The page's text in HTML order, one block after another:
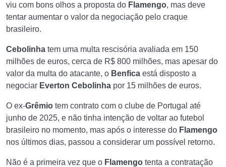
viu com bons olhos a proposta do Flamengo, mas deve
tentar aumentar o valor da negociação pelo craque
brasileiro.
Cebolinha tem uma multa rescisória avaliada em 150
milhões de euros, cerca de R$ 800 milhões, mas apesar do
valor da multa do atacante, o Benfica está disposto a
negociar Everton Cebolinha por 15 milhões de euros.
O ex-Grêmio tem contrato com o clube de Portugal até
junho de 2025, e não tinha intenção de voltar ao futebol
brasileiro no momento, mas após o interesse do Flamengo
nos últimos dias, passou a considerar um possível retorno.
Não é a primeira vez que o Flamengo tenta a contratação